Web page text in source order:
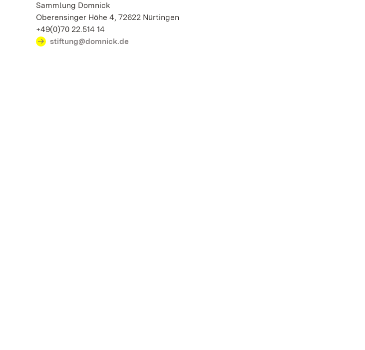
Sammlung Domnick
Oberensinger Höhe 4, 72622 Nürtingen
+49(0)70 22.514 14
stiftung@domnick.de